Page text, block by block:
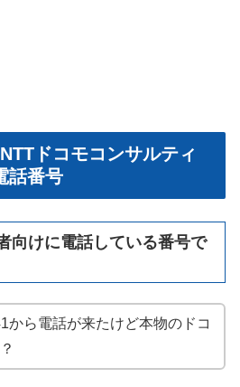
ドコモコンサルティ
話番号
向けに電話している番号で
から電話が来たけど本物のドコ